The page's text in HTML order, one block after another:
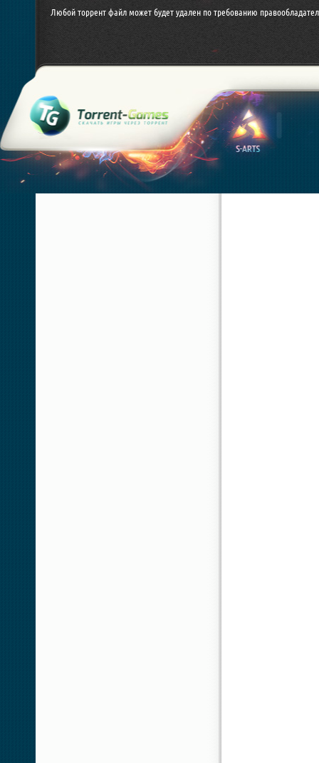
Любой торрент файл может будет удален по требованию